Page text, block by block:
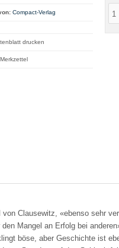
Compact-Verlag
drucken
Clausewitz, «ebenso sehr
Mangel an Erfolg bei
böse, aber Geschichte ist